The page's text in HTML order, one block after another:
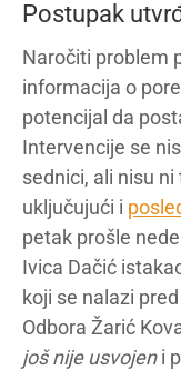
Postupak
Naročiti problem
informacija o
potencijal da
Intervencije se
sednici, ali nisu
uključujući i
petak prošle
Ivica Dačić
koji se nalazi
Odbora Žarić
još nije usvojeni